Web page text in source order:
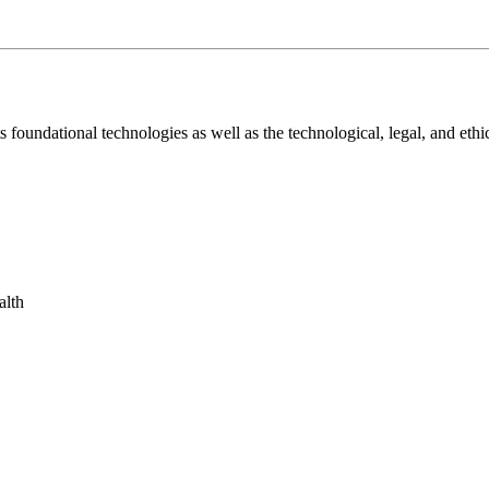
technologies as well as the technological, legal, and